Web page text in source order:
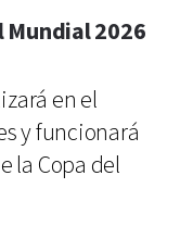
Mundial 2026
en el
y funcionará
la Copa del